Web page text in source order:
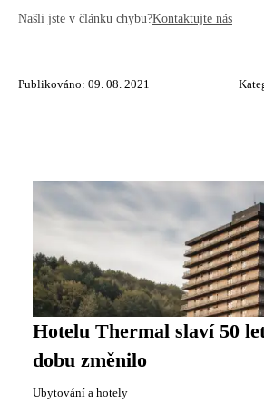
Našli jste v článku chybu?Kontaktujte nás
Publikováno: 09. 08. 2021
Hotelu Thermal slaví 50
dobu změnilo
Ubytování a hotely